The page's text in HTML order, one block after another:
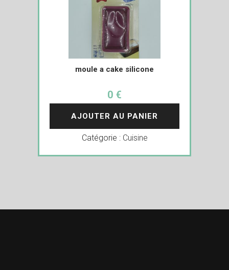
moule a cake silicone
0 €
AJOUTER AU PANIER
Catégorie : Cuisine